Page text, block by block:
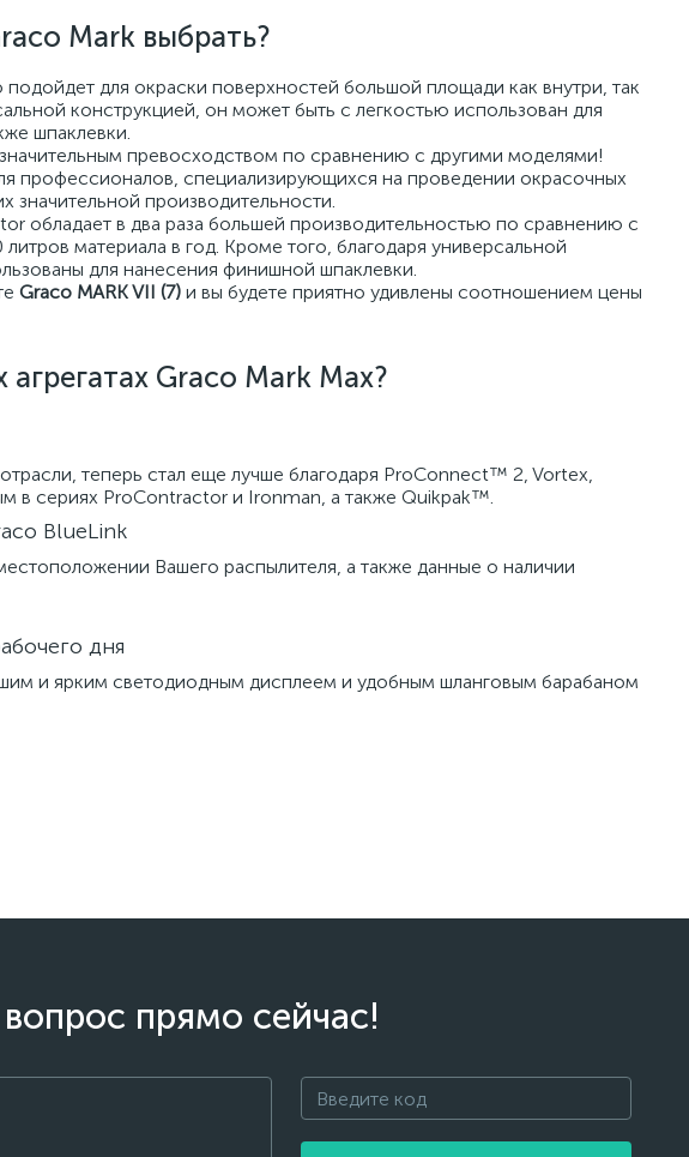
Mark выбрать?
подойдет для окраски поверхностей большой площади как внутри, так
конструкцией, он может быть с легкостью использован для
шпаклевки.
превосходством по сравнению с другими моделями!
профессионалов, специализирующихся на проведении окрасочных
значительной производительности.
обладает в два раза большей производительностью по сравнению с
материала в год. Кроме того, благодаря универсальной
для нанесения финишной шпаклевки.
Graco MARK VII (7) и вы будете приятно удивлены соотношением цены
Graco Mark Max?
теперь стал еще лучше благодаря ProConnect™ 2, Vortex,
в сериях ProContractor и Ironman, а также Quikpak™.
BlueLink
Вашего распылителя, а также данные о наличии
дня
и ярким светодиодным дисплеем и удобным шланговым барабаном
прямо сейчас!